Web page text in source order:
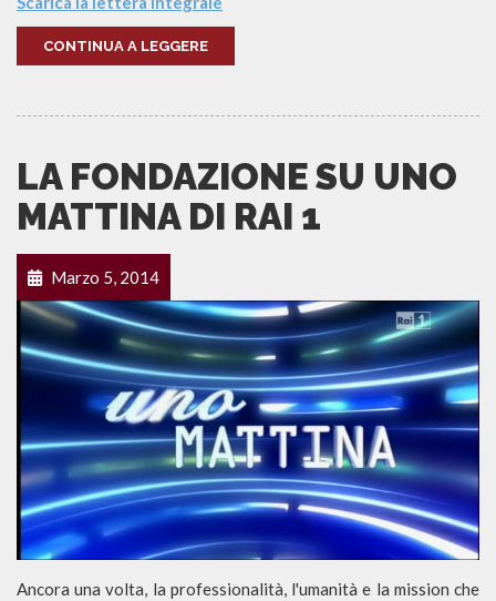
CONTINUA A LEGGERE
LA FONDAZIONE SU UNO
MATTINA DI RAI 1
Marzo 5, 2014
Ancora una volta, la professionalità, l'umanità e la mission che